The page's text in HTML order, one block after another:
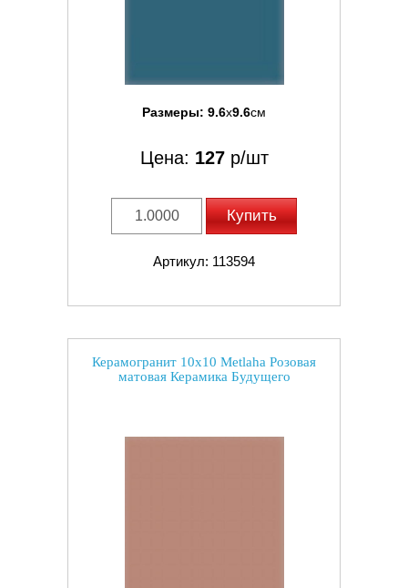
Размеры: 9.6x9.6см
Цена: 127р/шт
Купить
Артикул: 113594
Керамогранит 10x10 Metlaha Розовая
матовая Керамика Будущего